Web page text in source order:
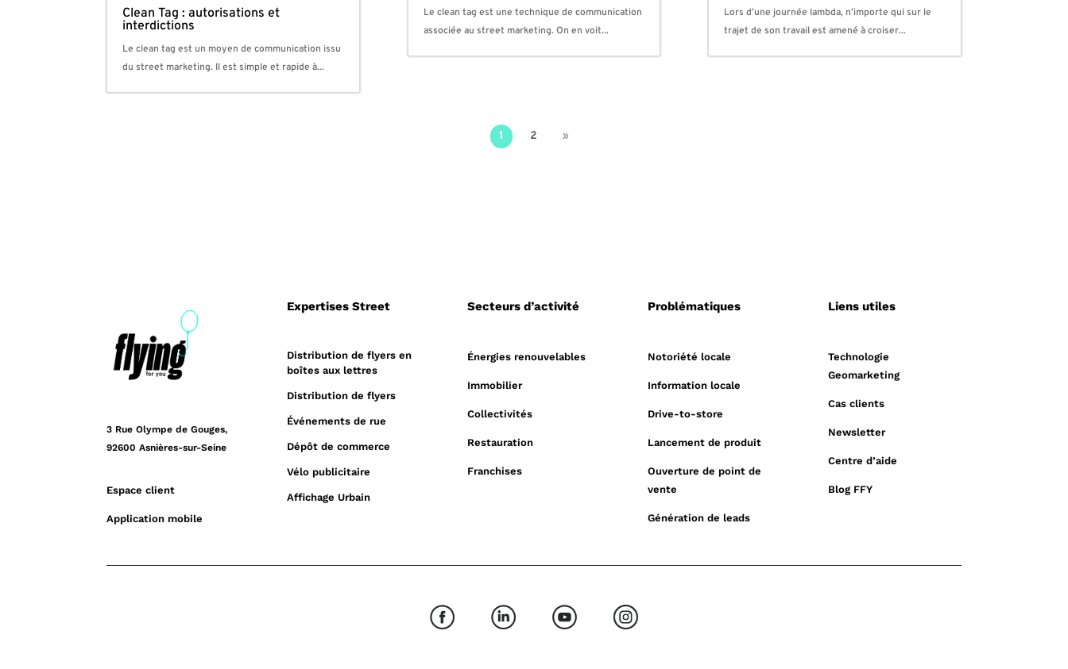
Clean Tag : autorisations et
interdictions
Le clean tag est un moyen de communication issu
du street marketing. Il est simple et rapide à...
Le clean tag est une technique de communication
associée au street marketing. On en voit...
Lors d’une journée lambda, n’importe qui sur le
trajet de son travail est amené à croiser...
1 2 »
3 Rue Olympe de Gouges,
92600 Asnières-sur-Seine
Espace client
Application mobile
Expertises Street
Distribution de flyers en
boîtes aux lettres
Distribution de flyers
Événements de rue
Dépôt de commerce
Vélo publicitaire
Affichage Urbain
Secteurs d’activité
Énergies renouvelables
Immobilier
Collectivités
Restauration
Franchises
Problématiques
Notoriété locale
Information locale
Drive-to-store
Lancement de produit
Ouverture de point de
vente
Génération de leads
Liens utiles
Technologie
Geomarketing
Cas clients
Newsletter
Centre d’aide
Blog FFY